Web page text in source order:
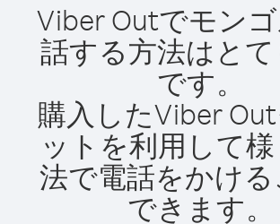
Viber Outでモン
話する方法はと
です。
購入したViber
ットを利用して
法で電話をかけ
できます。